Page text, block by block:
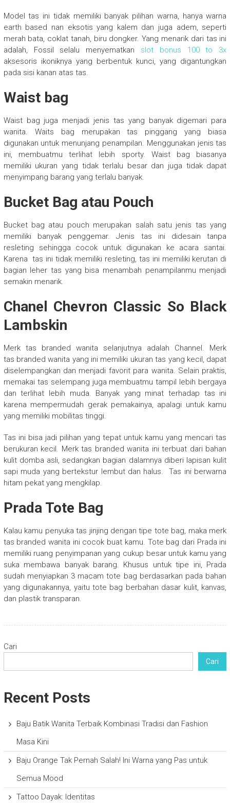
Model tas ini tidak memiliki banyak pilihan warna, hanya warna
earth based nan eksotis yang kalem dan juga adem, seperti
merah bata, coklat tanah, biru dongker. Yang menarik dari tas ini
adalah, Fossil selalu menyematkan slot bonus 100 to 3x
aksesoris ikoniknya yang berbentuk kunci, yang digantungkan
pada sisi kanan atas tas.
Waist bag
Waist bag juga menjadi jenis tas yang banyak digemari para
wanita. Waits bag merupakan tas pinggang yang biasa
digunakan untuk menunjang penampilan. Menggunakan jenis tas
ini, membuatmu terlihat lebih sporty. Waist bag biasanya
memiliki ukuran yang tidak terlalu besar dan juga tidak dapat
menyimpang barang yang terlalu banyak.
Bucket Bag atau Pouch
Bucket bag atau pouch merupakan salah satu jenis tas yang
memiliki banyak penggemar. Jenis tas ini didesain tanpa
resleting sehingga cocok untuk digunakan ke acara santai.
Karena tas ini tidak memiliki resleting, tas ini memiliki kerutan di
bagian leher tas yang bisa menambah penampilanmu menjadi
semakin menarik.
Chanel Chevron Classic So Black
Lambskin
Merk tas branded wanita selanjutnya adalah Channel. Merk
tas branded wanita yang ini memiliki ukuran tas yang kecil, dapat
diselempangkan dan menjadi favorit para wanita. Selain praktis,
memakai tas selempang juga membuatmu tampil lebih bergaya
dan terlihat lebih muda. Banyak yang minat terhadap tas ini
karena mempermudah gerak pemakainya, apalagi untuk kamu
yang memiliki mobilitas tinggi.
Tas ini bisa jadi pilihan yang tepat untuk kamu yang mencari tas
berukuran kecil. Merk tas branded wanita ini terbuat dari bahan
kulit domba asli, sedangkan bagian dalamnya diberi lapisan kulit
sapi muda yang bertekstur lembut dan halus. Tas ini berwarna
hitam pekat yang mengkilap.
Prada Tote Bag
Kalau kamu penyuka tas jinjing dengan tipe tote bag, maka merk
tas branded wanita ini cocok buat kamu. Tote bag dari Prada ini
memiliki ruang penyimpanan yang cukup besar untuk kamu yang
suka membawa banyak barang. Khusus untuk tipe ini, Prada
sudah menyiapkan 3 macam tote bag berdasarkan pada bahan
yang digunakannya, yaitu tote bag berbahan dasar kulit, kanvas,
dan plastik transparan.
Cari
Cari
Recent Posts
Baju Batik Wanita Terbaik Kombinasi Tradisi dan Fashion
Masa Kini
Baju Orange Tak Pernah Salah! Ini Warna yang Pas untuk
Semua Mood
Tattoo Dayak: Identitas